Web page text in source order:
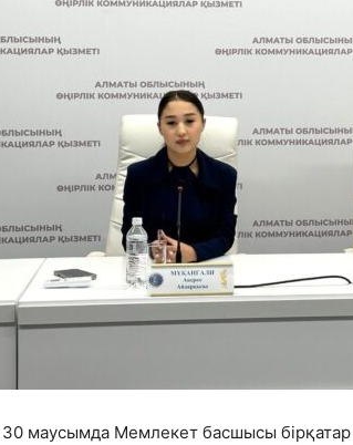
маусымда Мемлекет басшысы бірқатар